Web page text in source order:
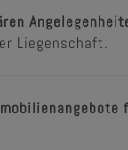
Liegenschaft.